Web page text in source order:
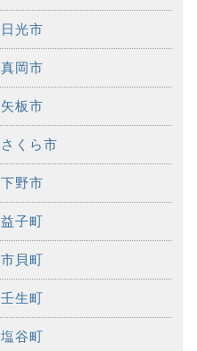
日光市
真岡市
矢板市
さくら市
下野市
益子町
市貝町
壬生町
塩谷町